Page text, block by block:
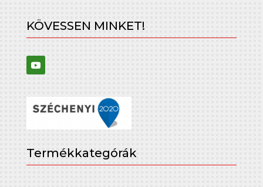
KÖVESSEN MINKET!
Termékkategórák